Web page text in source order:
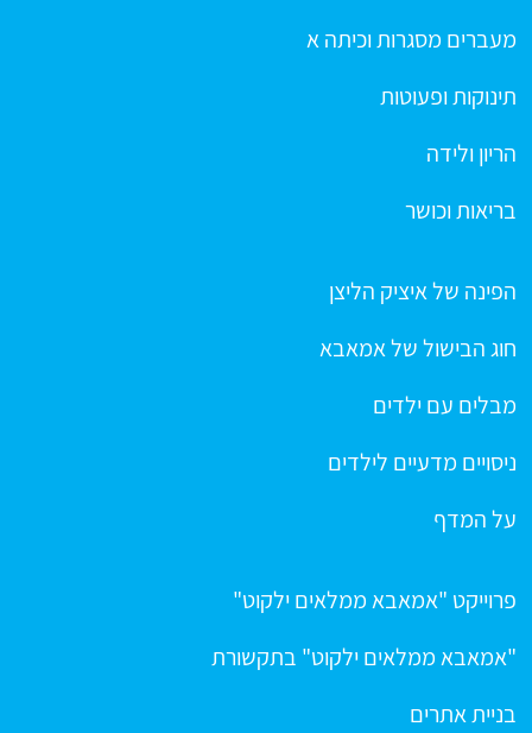
מעברים מסגרות וכיתה א
תינוקות ופעוטות
הריון ולידה
בריאות וכושר
הפינה של איציק הליצן
חוג הבישול של אמאבא
מבלים עם ילדים
ניסויים מדעיים לילדים
על המדף
פרוייקט "אמאבא ממלאים ילקוט"
"אמאבא ממלאים ילקוט" בתקשורת
בניית אתרים